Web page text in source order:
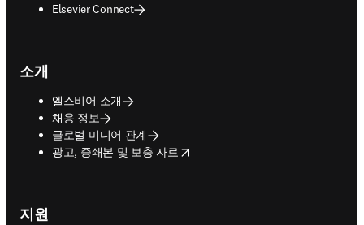
Elsevier Connect
소개
엘스비어 소개
채용 정보
글로벌 미디어 관계
광고, 증쇄본 및 보충 자료
opens in new tab/window
지원